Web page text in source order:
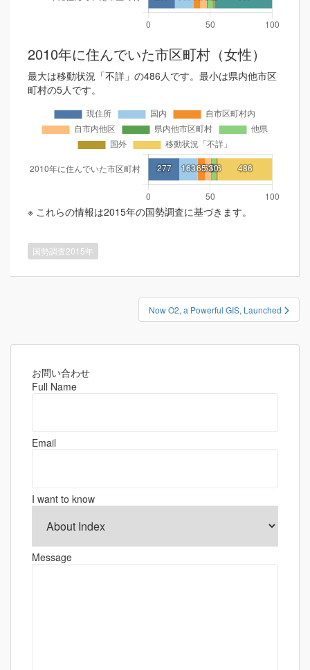
2010年に住んでいた市区町村（女性）
最大は移動状況「不詳」の486人です。最小は県内他市区
町村の5人です。
※ これらの情報は2015年の国勢調査に基づきます。
国勢調査2015年
ナ
Now O2, a Powerful GIS, Launched
お問い合わせ
Full Name
Email
I want to know
Message